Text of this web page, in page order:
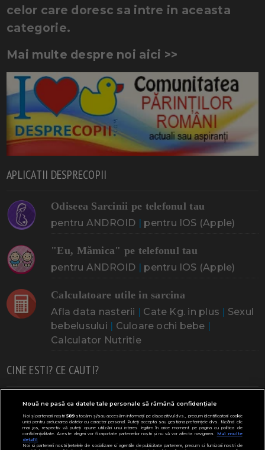
celor care doresc sa intre in aceasta
categorie.
Mai multe despre noi aici >>
APLICATII DESPRECOPII
Odiseea Sarcinii pe telefonul tau
pentru ANDROID pentru IOS (Apple)
"Eu, Mămica" pe telefonul tau
pentru ANDROID pentru IOS (Apple)
Calculatoare utile in sarcina
Afla data nasterii Cate Kg. in plus
Sexul
bebelusului
Culoare ochi bebe
Calculator Nutritie
CINE ESTI? CE CAUTI?
Doresc un copil Adoptia Probleme cu sarcina
Urmeaza sa nasc Probleme alaptare Bebe plange
Bebe febra Cresa, Gradinta
Nouă ne pasă ca datele tale personale să rămână confidențiale
Noi și partenerii noștri589stocăm și/sau accesăm informații pe dispozitivul dvs., precum identificatorii cookie
unici pentru prelucrarea datelor cu caracter personal. Puteți accepta sau gestiona preferințele dvs. făcând clic
mai jos, respectiv vă puteți opune utilizării unui interes legitim în orice moment pe pagina cu politica de
confidențialitate. Aceste alegeri vor fi raportate partenerilor noștri și nu vă vor afecta navigarea.
Mai multe
detalii
Noi si partenerii nostri (retelele de socializare si agentiile de publicitate partenere, precum si furnizorii nostri de